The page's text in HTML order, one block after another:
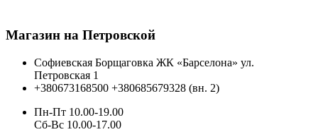
Магазин на Петровской
Софиевская Борщаговка ЖК «Барселона» ул.
Петровская 1
+380673168500 +380685679328 (вн. 2)
Пн-Пт 10.00-19.00
Cб-Вс 10.00-17.00